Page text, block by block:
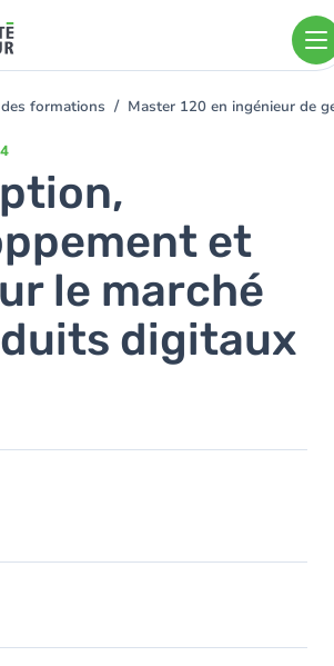
formations Master 120 en ingénieur de
et
le marché
digitaux